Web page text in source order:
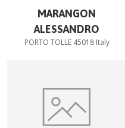
MARANGON
ALESSANDRO
PORTO TOLLE 45018 Italy